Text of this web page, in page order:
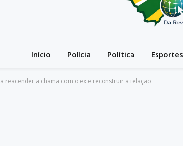
Início Polícia Política Esportes
reacender a chama com o ex e reconstruir a relação